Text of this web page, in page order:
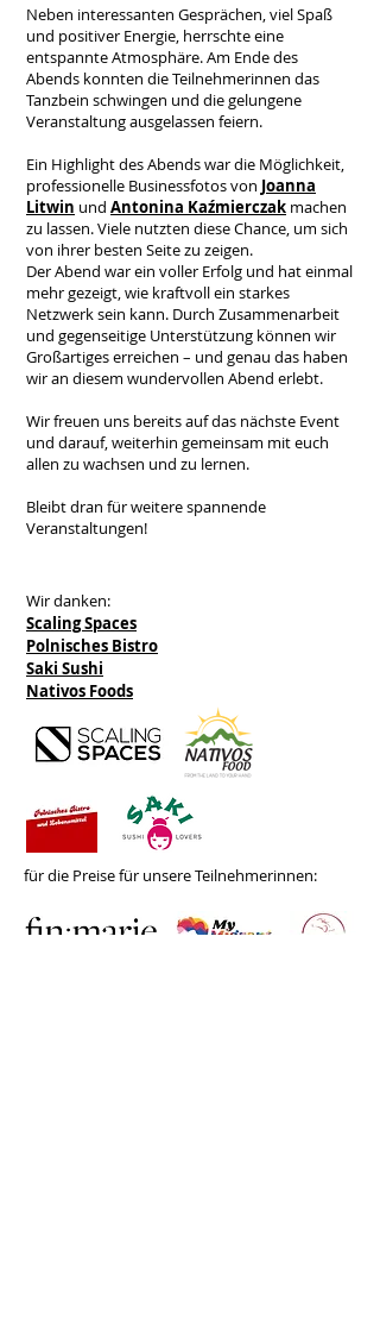
Neben interessanten Gesprächen, viel Spaß
und positiver Energie, herrschte eine
entspannte Atmosphäre. Am Ende des
Abends konnten die Teilnehmerinnen das
Tanzbein schwingen und die gelungene
Veranstaltung ausgelassen feiern.
Ein Highlight des Abends war die Möglichkeit,
professionelle Businessfotos von Joanna
Litwin und Antonina Kaźmierczak machen
zu lassen. Viele nutzten diese Chance, um sich
von ihrer besten Seite zu zeigen.
Der Abend war ein voller Erfolg und hat einmal
mehr gezeigt, wie kraftvoll ein starkes
Netzwerk sein kann. Durch Zusammenarbeit
und gegenseitige Unterstützung können wir
Großartiges erreichen – und genau das haben
wir an diesem wundervollen Abend erlebt.
Wir freuen uns bereits auf das nächste Event
und darauf, weiterhin gemeinsam mit euch
allen zu wachsen und zu lernen.
Bleibt dran für weitere spannende
Veranstaltungen!
Wir danken:
Scaling Spaces
Polnisches Bistro
Saki Sushi
Nativos Foods
für die Preise für unsere Teilnehmerinnen: